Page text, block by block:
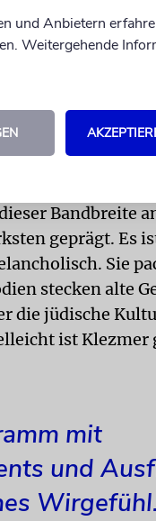
lassen. Und es
in einer Rock-
gelernt.
Bandbreite
geprägt. Es
Sie
stecken alte
die jüdische
ist Klezmer
mit
und
Wirgefühl.
und Anbietern
Weitergehende